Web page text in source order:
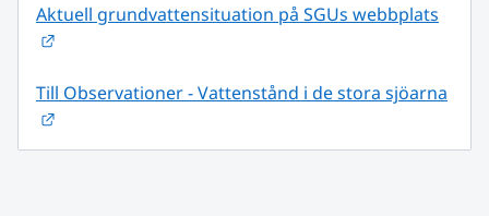
Aktuell grundvattensituation på SGUs webbplats
Till Observationer - Vattenstånd i de stora sjöarna